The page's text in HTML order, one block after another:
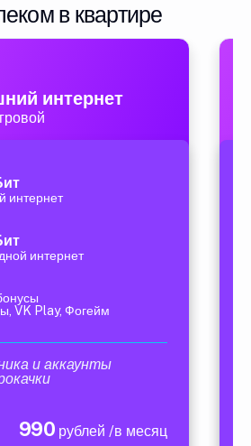
в квартире
интернет
интернет
интернет
VK Play, Фогейм
и аккаунты
990 рублей /в месяц